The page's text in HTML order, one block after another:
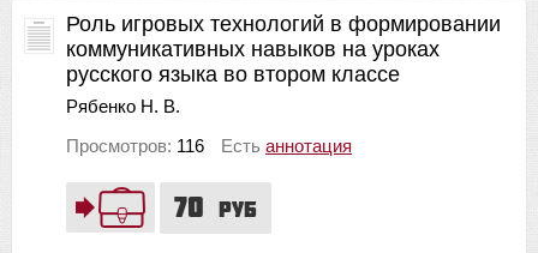
70 руб
Роль игровых технологий в формировании
коммуникативных навыков на уроках
русского языка во втором классе
Рябенко Н. В.
Просмотров: 116 Есть аннотация